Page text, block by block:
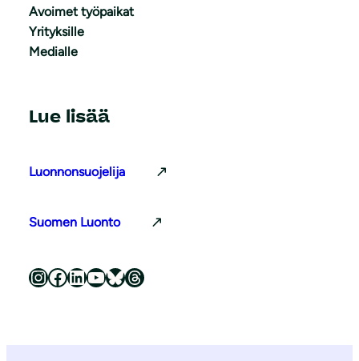
Avoimet työpaikat
Yrityksille
Medialle
Lue lisää
Luonnonsuojelija
Suomen Luonto
Luonnonsuojeluliitto Instagramissa Luonnonsuojeluliitto Facebookissa Luonnonsuojeluliitto LinkedInissä Luonnonsuojeluliiton YouTube-kanava Luonnonsuojeluliitto Blueskyssa Luonnonsuojeluliitto Threadsissa